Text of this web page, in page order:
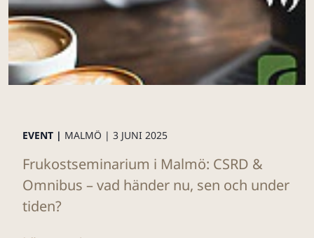
EVENT | MALMÖ | 3 JUNI 2025
Frukostseminarium i Malmö: CSRD &
Omnibus – vad händer nu, sen och under
tiden?